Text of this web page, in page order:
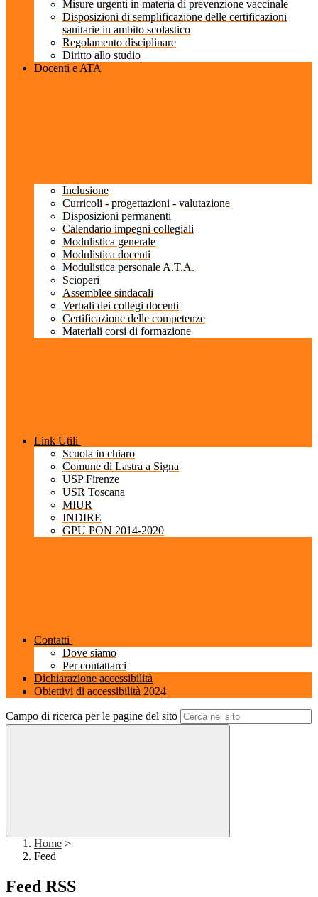
Misure urgenti in materia di prevenzione vaccinale
Disposizioni di semplificazione delle certificazioni
sanitarie in ambito scolastico
Regolamento disciplinare
Diritto allo studio
Docenti e ATA
Inclusione
Curricoli - progettazioni - valutazione
Disposizioni permanenti
Calendario impegni collegiali
Modulistica generale
Modulistica docenti
Modulistica personale A.T.A.
Scioperi
Assemblee sindacali
Verbali dei collegi docenti
Certificazione delle competenze
Materiali corsi di formazione
Link Utili
Scuola in chiaro
Comune di Lastra a Signa
USP Firenze
USR Toscana
MIUR
INDIRE
GPU PON 2014-2020
Contatti
Dove siamo
Per contattarci
Dichiarazione accessibilità
Obiettivi di accessibilità 2024
Campo di ricerca per le pagine del sito
Home >
Feed
Feed RSS